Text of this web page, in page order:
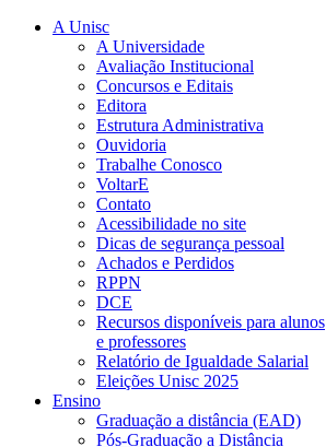
A Unisc
A Universidade
Avaliação Institucional
Concursos e Editais
Editora
Estrutura Administrativa
Ouvidoria
Trabalhe Conosco
VoltarE
Contato
Acessibilidade no site
Dicas de segurança pessoal
Achados e Perdidos
RPPN
DCE
Recursos disponíveis para alunos
e professores
Relatório de Igualdade Salarial
Eleições Unisc 2025
Ensino
Graduação a distância (EAD)
Pós-Graduação a Distância